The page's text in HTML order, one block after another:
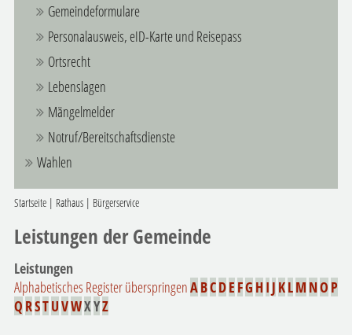
Gemeindeformulare
Personalausweis, eID-Karte und Reisepass
Ortsrecht
Lebenslagen
Mängelmelder
Notruf/Bereitschaftsdienste
Wahlen
Startseite| Rathaus| Bürgerservice
Leistungen der Gemeinde
Leistungen
Alphabetisches Register überspringenABCDE FG H I J KLM NO P
Q RSTUVWXYZ